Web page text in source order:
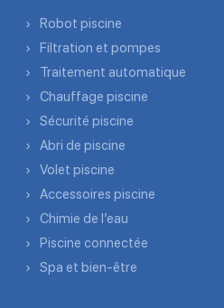
Robot piscine
Filtration et pompes
Traitement automatique
Chauffage piscine
Sécurité piscine
Abri de piscine
Volet piscine
Accessoires piscine
Chimie de l’eau
Piscine connectée
Spa et bien-être